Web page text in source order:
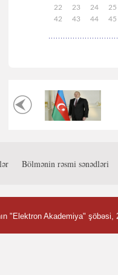
22
23 24
25
42
43 44 45
Bölmənin rəsmi sənədləri
"Elektron Akademiya" şöbəsi,